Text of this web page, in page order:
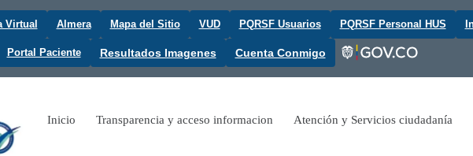
Virtual Almera Mapa del Sitio VUD PQRSF Usuarios PQRSF Personal HUS
Portal Paciente Resultados Imagenes Cuenta Conmigo
Inicio Transparencia y acceso informacion Atención y Servicios ciudadanía